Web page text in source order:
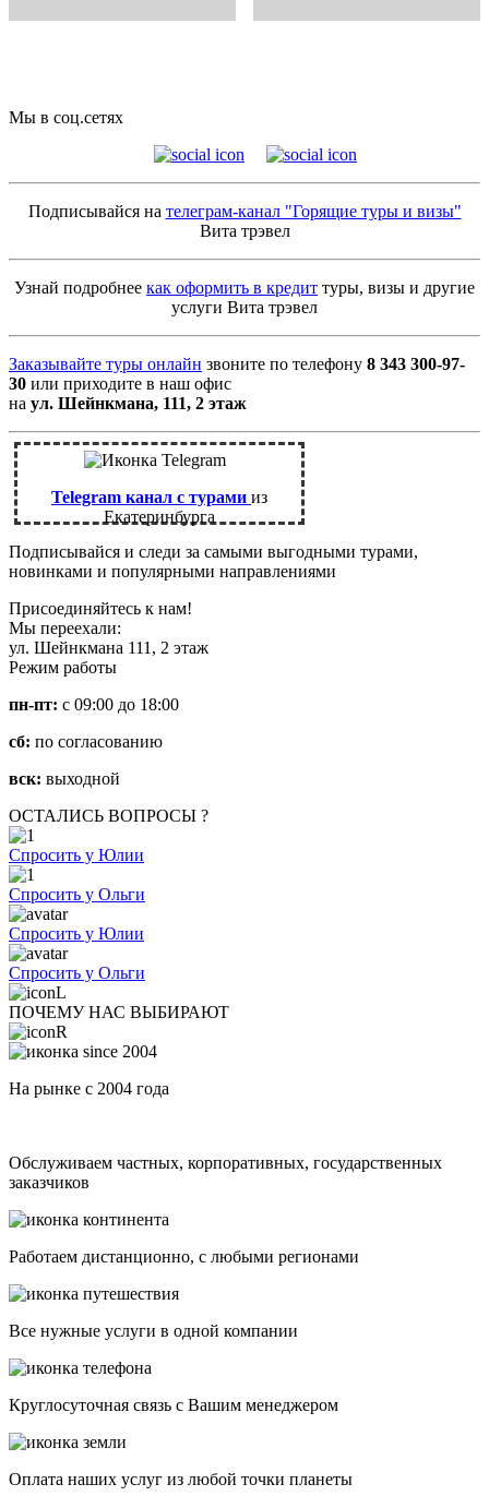
Мы в соц.сетях
Подписывайся на телеграм-канал "Горящие туры и визы"
Вита трэвел
Узнай подробнее как оформить в кредит туры, визы и другие
услуги Вита трэвел
Заказывайте туры онлайн звоните по телефону 8 343 300-97-
30 или приходите в наш офис
на ул. Шейнкмана, 111, 2 этаж
Telegram канал с турами из
Екатеринбурга
Подписывайся и следи за самыми выгодными турами,
новинками и популярными направлениями
Присоединяйтесь к нам!
Мы переехали:
ул. Шейнкмана 111, 2 этаж
Режим работы
пн-пт: с 09:00 до 18:00
сб: по согласованию
вск: выходной
ОСТАЛИСЬ ВОПРОСЫ ?
Спросить у Юлии
Спросить у Ольги
Спросить у Юлии
Спросить у Ольги
ПОЧЕМУ НАС ВЫБИРАЮТ
На рынке с 2004 года
Обслуживаем частных, корпоративных, государственных
заказчиков
Работаем дистанционно, с любыми регионами
Все нужные услуги в одной компании
Круглосуточная связь с Вашим менеджером
Оплата наших услуг из любой точки планеты